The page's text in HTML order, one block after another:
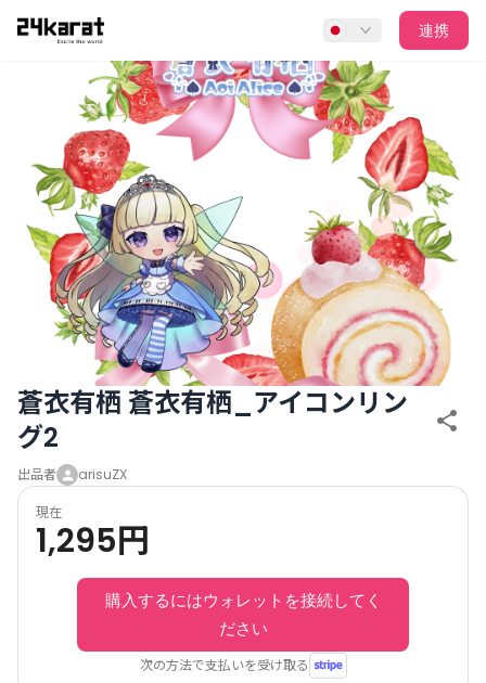
蒼衣有栖 蒼衣有栖_アイコンリング2
連携
蒼衣有栖 蒼衣有栖_アイコンリン
グ2
出品者 arisuZX
現在
1,295円
購入するにはウォレットを接続してく
ださい
次の方法で支払いを受け取る